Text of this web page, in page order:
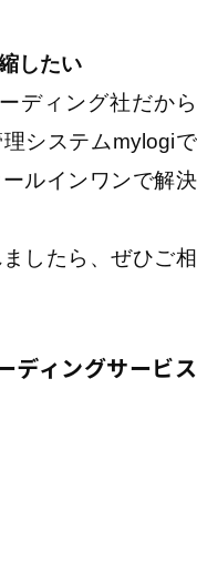
したい
ディング社だから
システムmylogiで
ルインワンで解決
したら、ぜひご相
ディングサービス